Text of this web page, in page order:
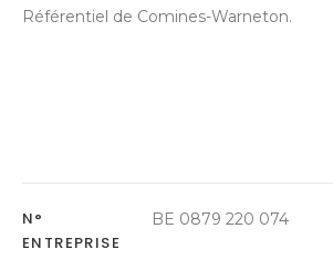
Référentiel de Comines-Warneton.
N°
ENTREPRISE
BE 0879 220 074